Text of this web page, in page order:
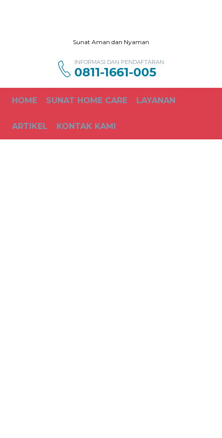
Sunat Aman dan Nyaman
INFORMASI DAN PENDAFTARAN
0811-1661-005
HOME SUNAT HOME CARE LAYANAN
ARTIKEL KONTAK KAMI